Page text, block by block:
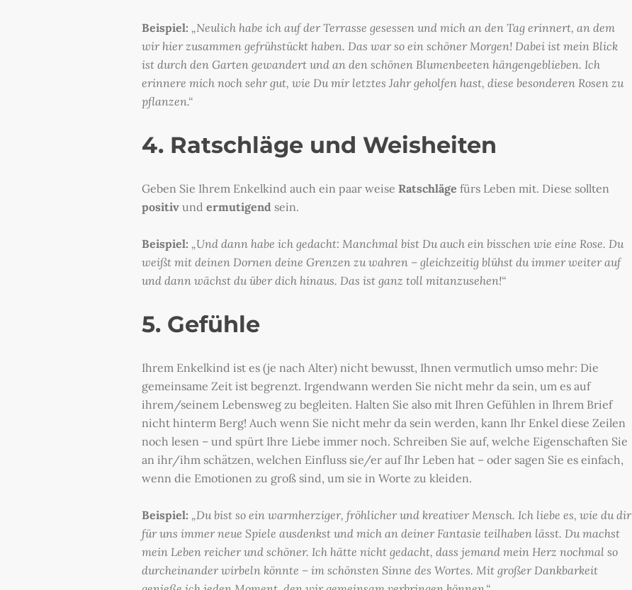
Beispiel: „Neulich habe ich auf der Terrasse gesessen und mich an den Tag erinnert, an dem
wir hier zusammen gefrühstückt haben. Das war so ein schöner Morgen! Dabei ist mein Blick
ist durch den Garten gewandert und an den schönen Blumenbeeten hängengeblieben. Ich
erinnere mich noch sehr gut, wie Du mir letztes Jahr geholfen hast, diese besonderen Rosen zu
pflanzen.“
4. Ratschläge und Weisheiten
Geben Sie Ihrem Enkelkind auch ein paar weise Ratschläge fürs Leben mit. Diese sollten
positivund ermutigend sein.
Beispiel: „Und dann habe ich gedacht: Manchmal bist Du auch ein bisschen wie eine Rose. Du
weißt mit deinen Dornen deine Grenzen zu wahren – gleichzeitig blühst du immer weiter auf
und dann wächst du über dich hinaus. Das ist ganz toll mitanzusehen!“
5. Gefühle
Ihrem Enkelkind ist es (je nach Alter) nicht bewusst, Ihnen vermutlich umso mehr: Die
gemeinsame Zeit ist begrenzt. Irgendwann werden Sie nicht mehr da sein, um es auf
ihrem/seinem Lebensweg zu begleiten. Halten Sie also mit Ihren Gefühlen in Ihrem Brief
nicht hinterm Berg! Auch wenn Sie nicht mehr da sein werden, kann Ihr Enkel diese Zeilen
noch lesen – und spürt Ihre Liebe immer noch. Schreiben Sie auf, welche Eigenschaften Sie
an ihr/ihm schätzen, welchen Einfluss sie/er auf Ihr Leben hat – oder sagen Sie es einfach,
wenn die Emotionen zu groß sind, um sie in Worte zu kleiden.
Beispiel: „Du bist so ein warmherziger, fröhlicher und kreativer Mensch. Ich liebe es, wie du dir
für uns immer neue Spiele ausdenkst und mich an deiner Fantasie teilhaben lässt. Du machst
mein Leben reicher und schöner. Ich hätte nicht gedacht, dass jemand mein Herz nochmal so
durcheinander wirbeln könnte – im schönsten Sinne des Wortes. Mit großer Dankbarkeit